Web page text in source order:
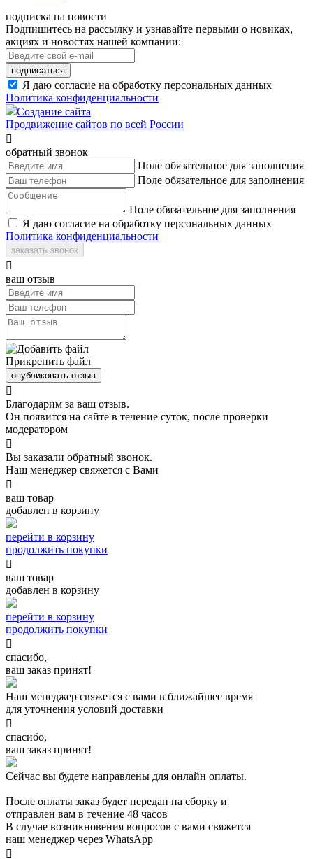
подписка на новости
Подпишитесь на рассылку и узнавайте первыми о новиках,
акциях и новостях нашей компании:
подписаться
Я даю согласие на обработку персональных данных
Политика конфиденциальности
Создание сайта
Продвижение сайтов по всей России

обратный звонок
Поле обязательное для заполнения
Поле обязательное для заполнения
Поле обязательное для заполнения
Я даю согласие на обработку персональных данных
Политика конфиденциальности
заказать звонок

ваш отзыв
Прикрепить файл
опубликовать отзыв

Благодарим за ваш отзыв.
Он появится на сайте в течение суток, после проверки
модератором

Вы заказали обратный звонок.
Наш менеджер свяжется с Вами

ваш товар
добавлен в корзину
перейти в корзину
продолжить покупки

ваш товар
добавлен в корзину
перейти в корзину
продолжить покупки

спасибо,
ваш заказ принят!
Наш менеджер свяжется с вами в ближайшее время
для уточнения условий доставки

спасибо,
ваш заказ принят!
Сейчас вы будете направлены для онлайн оплаты.
После оплаты заказ будет передан на сборку и
отправлен вам в течение 48 часов
В случае возникновения вопросов с вами свяжется
наш менеджер через WhatsApp
